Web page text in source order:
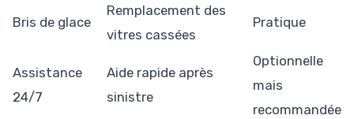
Bris de glace
Remplacement des
vitres cassées
Pratique
Assistance
24/7
Aide rapide après
sinistre
Optionnelle
mais
recommandée